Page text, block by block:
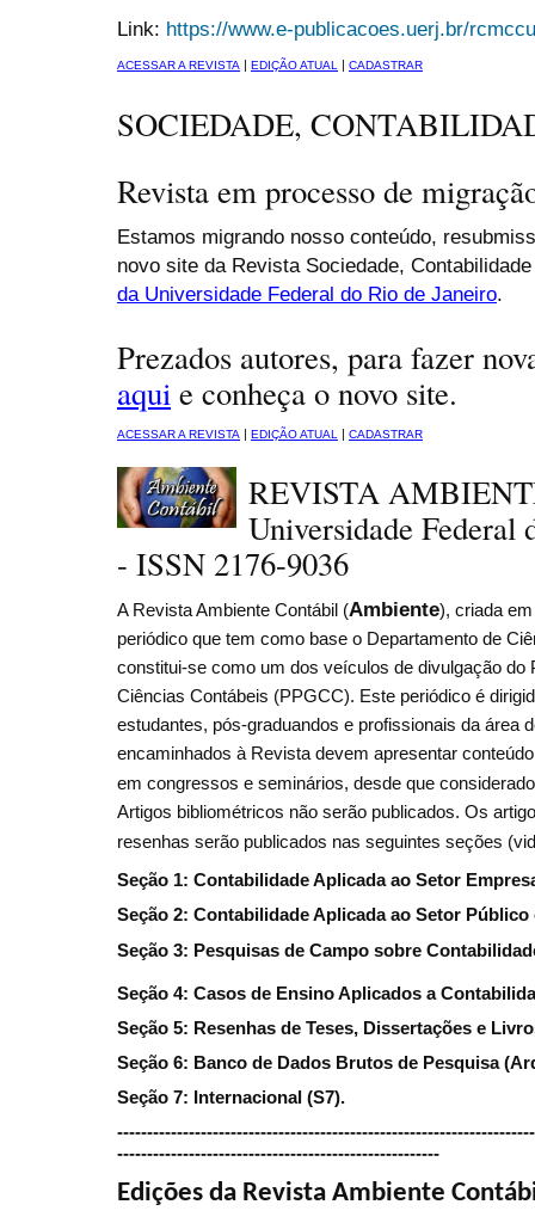
Link: https://www.e-publicacoes.uerj.br/
ACESSAR A REVISTA EDIÇÃO ATUAL CADASTRAR
SOCIEDADE,
Revista em processo de
Estamos migrando nosso conteúdo,
novo site da Revista Sociedade,
da Universidade Federal do Rio de Janeiro.
Prezados autores, para fazer
aquie conheça o novo site.
ACESSAR A REVISTA | EDIÇÃO ATUAL | CADASTRAR
REVISTA
Universidade Federal
- ISSN 2176-9036
A Revista Ambiente Contábil (Ambiente), criada
periódico que tem como base o Departamento de
constitui-se como um dos veículos de divulgação do
Ciências Contábeis (PPGCC). Este periódico é
estudantes, pós-graduandos e profissionais da área
encaminhados à Revista devem apresentar
em congressos e seminários, desde que
Artigos bibliométricos não serão publicados. Os
resenhas serão publicados nas seguintes seções
Seção 1: Contabilidade Aplicada ao Setor
Seção 2: Contabilidade Aplicada ao Setor Público
Seção 3: Pesquisas de Campo sobre
Seção 4: Casos de Ensino Aplicados a
Seção 5: Resenhas de Teses, Dissertações e
Seção 6: Banco de Dados Brutos de Pesquisa
Seção 7: Internacional (S7).
------------------------------------------------------
Edições da Revista Ambiente